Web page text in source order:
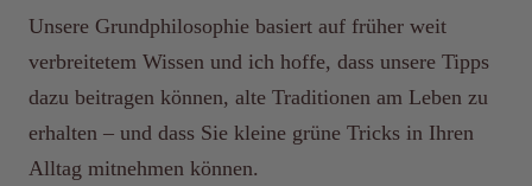
Unsere Grundphilosophie basiert auf früher weit
verbreitetem Wissen und ich hoffe, dass unsere Tipps
dazu beitragen können, alte Traditionen am Leben zu
erhalten – und dass Sie kleine grüne Tricks in Ihren
Alltag mitnehmen können.